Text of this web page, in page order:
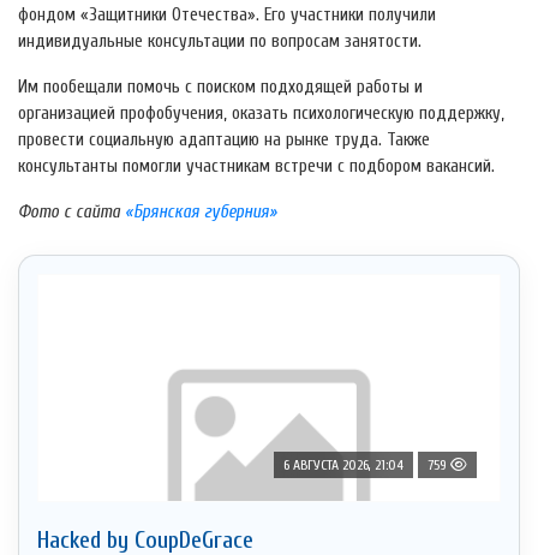
фондом «Защитники Отечества». Его участники получили
индивидуальные консультации по вопросам занятости.
Им пообещали помочь с поиском подходящей работы и
организацией профобучения, оказать психологическую поддержку,
провести социальную адаптацию на рынке труда. Также
консультанты помогли участникам встречи с подбором вакансий.
Фото с сайта «Брянская губерния»
6 АВГУСТА 2026, 21:04 759
Hacked by CoupDeGrace